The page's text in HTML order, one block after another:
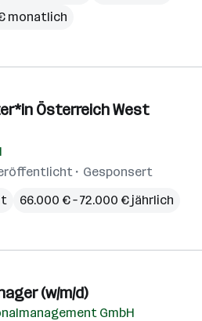
monatlich
Österreich West
Gesponsert
66.000 € – 72.000 € jährlich
(w/m/d)
GmbH